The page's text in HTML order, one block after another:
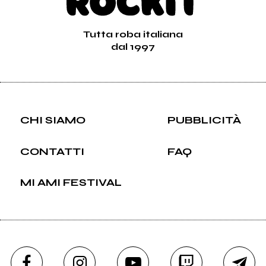
Tutta roba italiana
dal 1997
CHI SIAMO PUBBLICITÀ
CONTATTI FAQ
MI AMI FESTIVAL